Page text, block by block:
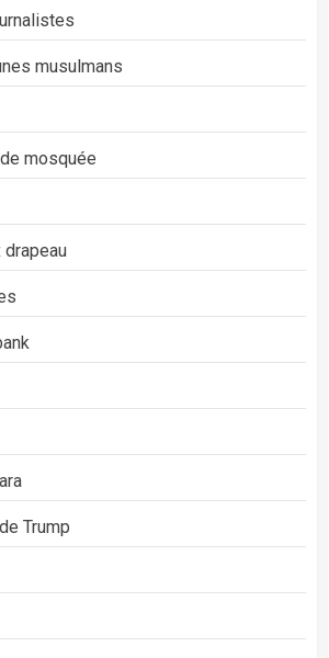
musulmans
mosquée
Trump